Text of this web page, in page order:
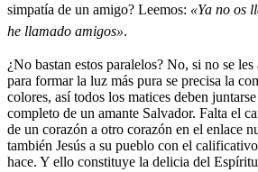
simpatía de un amigo? Leemos: «Ya no os
he llamado amigos».
¿No bastan estos paralelos? No, si no se
para formar la luz más pura se precisa la
colores, así todos los matices deben
completo de un amante Salvador. Falta el
de un corazón a otro corazón en el enlace
también Jesús a su pueblo con el
hace. Y ello constituye la delicia del